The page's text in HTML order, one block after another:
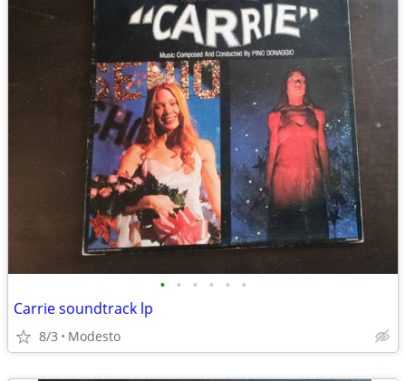
• • • • • •
Carrie soundtrack lp
8/3 Modesto